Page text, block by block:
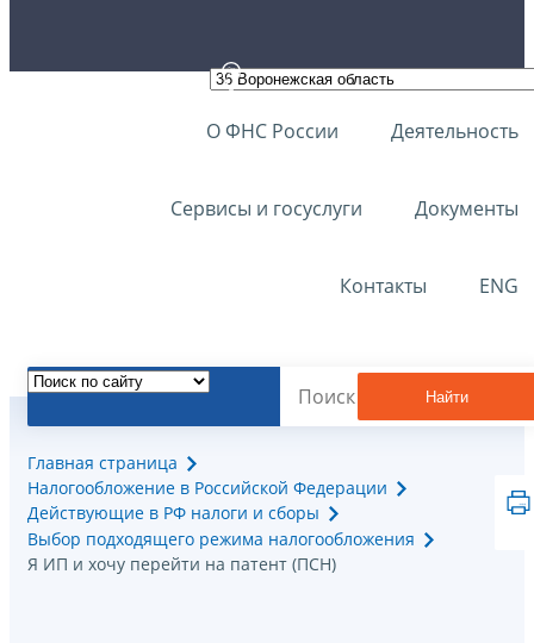
О ФНС России Деятельность
Сервисы и госуслуги Документы
Контакты ENG
Найти
Главная страница
Налогообложение в Российской Федерации
Действующие в РФ налоги и сборы
Выбор подходящего режима налогообложения
Я ИП и хочу перейти на патент (ПСН)